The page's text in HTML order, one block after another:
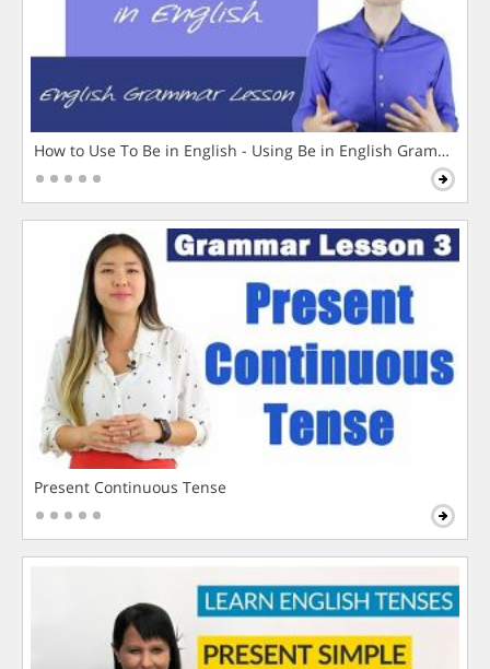
How to Use To Be in English - Using Be in English Grammar
Present Continuous Tense